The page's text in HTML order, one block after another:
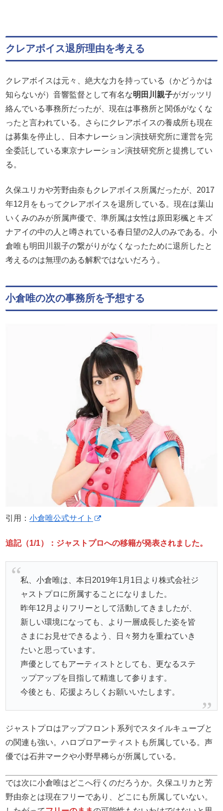
クレアボイス退所理由を考える
クレアボイスは元々、絶大な力を持っている（かどうかは
知らないが）音響監督として有名な明田川親子がガッツリ
絡んでいる事務所だったが、現在は事務所と関係がなくな
ったと言われている。さらにクレアボイスの養成所も現在
は募集を停止し、日本ナレーション演技研究所に運営を完
全委託している東京ナレーション演技研究所と提携してい
る。
久保ユリカや芳野由奈もクレアボイス所属だったが、2017
年12月をもってクレアボイスを退所している。現在は葉山
いくみのみが所属声優で、準所属は女性は原田彩楓とキズ
ナアイの中の人と噂されている春日望の2人のみである。小
倉唯も明田川親子の繋がりがなくなったために退所したと
考えるのは無理のある解釈ではないだろう。
小倉唯の次の事務所を予想する
引用： 小倉唯公式サイト
追記（1/1）：ジャストプロへの移籍が発表されました。
私、小倉唯は、本日‪2019年1月1日より株式会社ジ
ャストプロに所属することになりました。
昨年12月よりフリーとして活動してきましたが、
新しい環境になっても、より一層成長した姿を皆
さまにお見せできるよう、日々努力を重ねていき
たいと思っています。
声優としてもアーティストとしても、更なるステ
ップアップを目指して精進して参ります。
今後とも、応援よろしくお願いいたします。
ジャストプロはアップフロント系列でスタイルキューブと
の関連も強い。ハロプロアーティストも所属している。声
優では石井マークや小野早稀らが所属している。
では次に小倉唯はどこへ行くのだろうか。久保ユリカと芳
野由奈とは現在フリーであり、どこにも所属していない。